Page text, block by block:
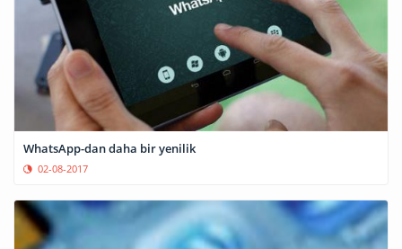
WhatsApp-dan daha bir yenilik
02-08-2017